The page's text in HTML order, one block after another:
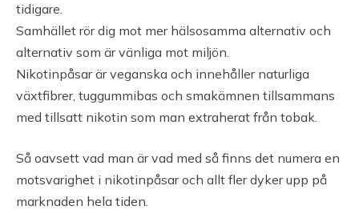
tidigare.
Samhället rör dig mot mer hälsosamma alternativ och
alternativ som är vänliga mot miljön.
Nikotinpåsar är veganska och innehåller naturliga
växtfibrer, tuggummibas och smakämnen tillsammans
med tillsatt nikotin som man extraherat från tobak.
Så oavsett vad man är vad med så finns det numera en
motsvarighet i nikotinpåsar och allt fler dyker upp på
marknaden hela tiden.